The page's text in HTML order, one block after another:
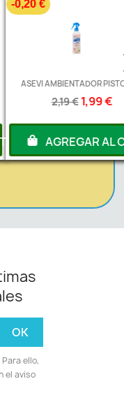
AMBIENTADOR PISTOLA...
1,99 €
€
AGREGAR AL
ello,
el aviso